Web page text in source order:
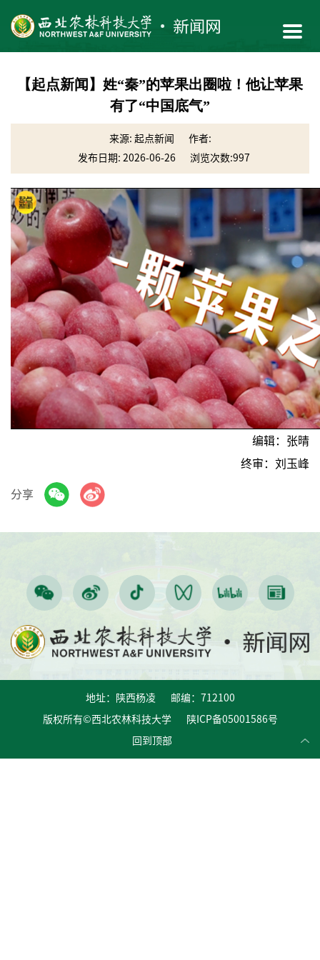
【起点新闻】姓“秦”的苹果出圈啦！他让苹果
有了“中国底气”
来源: 起点新闻
作者:
发布日期: 2026-06-26
浏览次数:997
Play
Video
编辑：张晴
终审：刘玉峰
分享
地址：陕西杨凌 邮编：712100
版权所有©西北农林科技大学 陕ICP备05001586号
回到顶部